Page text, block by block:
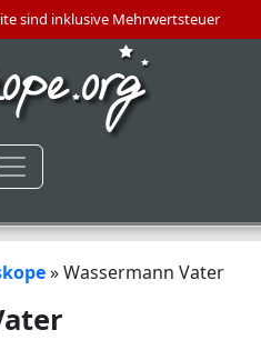
sind inklusive Mehrwertsteuer
»Wassermann Vater